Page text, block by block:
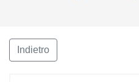
Indietro